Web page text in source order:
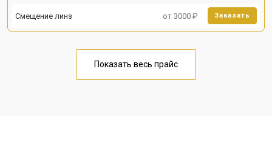
Смещение линз от 3000 ₽ Заказать
Показать весь прайс